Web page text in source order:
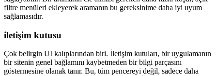
Bazı durumlarda, bir ipucu etiketi, farklı içerik türleri arasında ayrım
yapılmasına yardımcı olabilir veya geçersiz giriş konusunda yardım
filtre menüleri ekleyerek aramanın bu gereksinime daha iyi uyum
iletişim kutusu